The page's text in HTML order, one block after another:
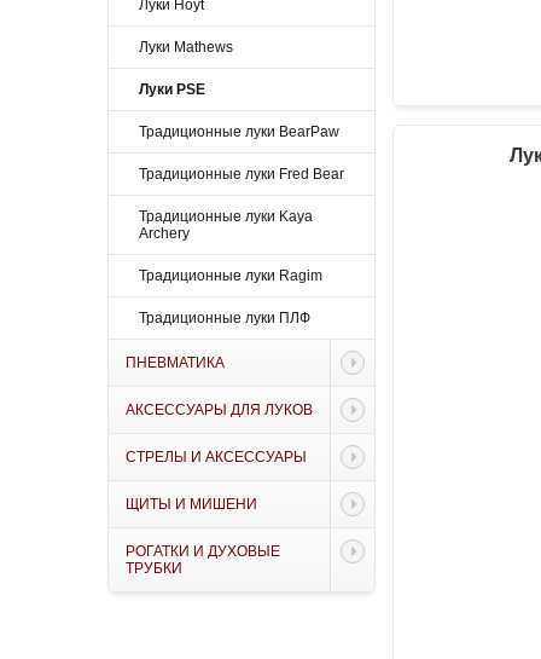
Луки Hoyt
Луки Mathews
Луки PSE
Традиционные луки BearPaw
Традиционные луки Fred Bear
Традиционные луки Kaya
Archery
Традиционные луки Ragim
Традиционные луки ПЛФ
ПНЕВМАТИКА
АКСЕССУАРЫ ДЛЯ ЛУКОВ
СТРЕЛЫ И АКСЕССУАРЫ
ЩИТЫ И МИШЕНИ
РОГАТКИ И ДУХОВЫЕ
ТРУБКИ